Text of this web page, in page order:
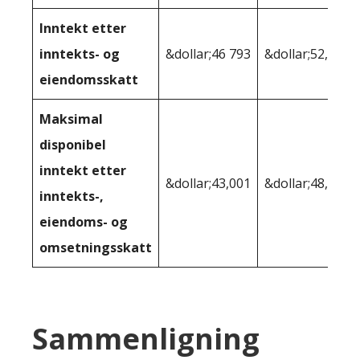
Inntekt etter
inntekts- og
eiendomsskatt
&dollar;46 793 &dollar;52,134
Maksimal
disponibel
inntekt etter
inntekts-,
eiendoms- og
omsetningsskatt
&dollar;43,001 &dollar;48,169
Sammenligning